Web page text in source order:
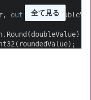
全て見る
out double